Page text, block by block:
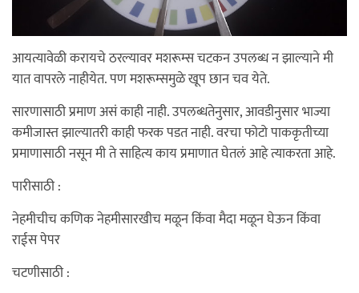
आयत्यावेळी करायचे ठरल्यावर मशरूम्स चटकन उपलब्ध न झाल्याने मी
यात वापरले नाहीयेत. पण मशरूम्समुळे खूप छान चव येते.
सारणासाठी प्रमाण असं काही नाही. उपलब्धतेनुसार, आवडीनुसार भाज्या
कमीजास्त झाल्यातरी काही फरक पडत नाही. वरचा फोटो पाककृतीच्या
प्रमाणासाठी नसून मी ते साहित्य काय प्रमाणात घेतलं आहे त्याकरता आहे.
पारीसाठी :
नेहमीचीच कणिक नेहमीसारखीच मळून किंवा मैदा मळून घेऊन किंवा
राईस पेपर
चटणीसाठी :